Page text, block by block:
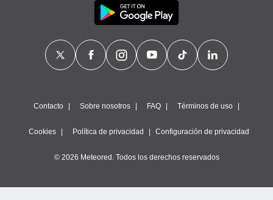
Contacto Sobre nosotros FAQ Términos de uso
Cookies Política de privacidad Configuración de privacidad
© 2026 Meteored. Todos los derechos reservados